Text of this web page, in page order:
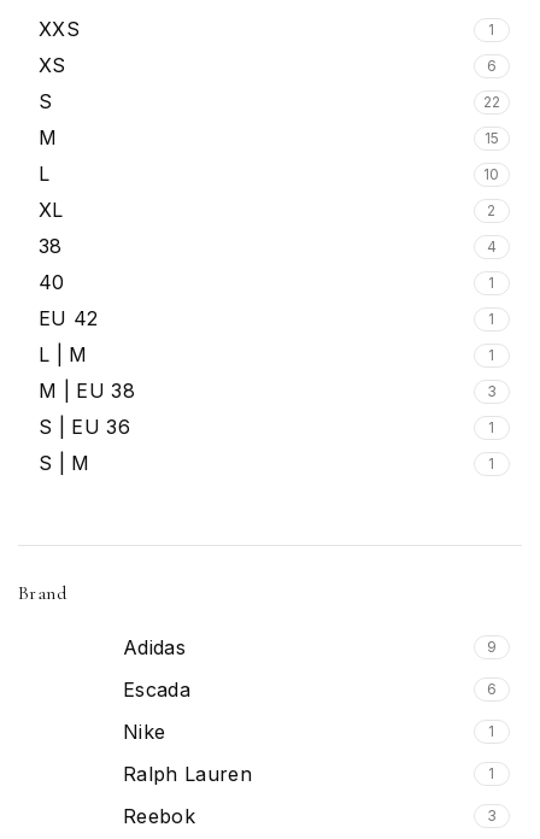
XXS 1
XS 6
S 22
M 15
L 10
XL 2
38 4
40 1
EU 42 1
L | M 1
M | EU 38 3
S | EU 36 1
S | M 1
Brand
Adidas 9
Escada 6
Nike 1
Ralph Lauren 1
Reebok 3